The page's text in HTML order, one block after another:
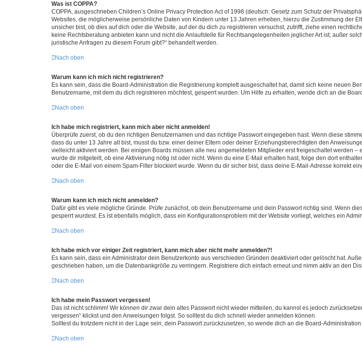
Was ist COPPA?
COPPA, ausgeschrieben Children’s Online Privacy Protection Act of 1998 (deutsch: Gesetz zum Schutz der
Websites, die möglicherweise persönliche Daten von Kindern unter 13 Jahren erheben, hierzu die Zustimmung der
unsicher bist, ob dies auf dich oder die Website, auf der du dich zu registrieren versuchst, zutrifft, ziehe einen
keine Rechtsberatung anbieten kann und nicht die Anlaufstelle für Rechtsangelegenheiten jeglicher Art ist; außer
juristische Anfragen zu diesem Forum gibt?“ behandelt werden.
Nach oben
Warum kann ich mich nicht registrieren?
Es kann sein, dass die Board-Administration die Registrierung komplett ausgeschaltet hat, damit sich keine neuen
Benutzername, mit dem du dich registrieren möchtest, gesperrt wurden. Um Hilfe zu erhalten, wende dich an die
Nach oben
Ich habe mich registriert, kann mich aber nicht anmelden!
Überprüfe zuerst, ob du den richtigen Benutzernamen und das richtige Passwort eingegeben hast. Wenn diese
dass du unter 13 Jahre alt bist, musst du bzw. einer deiner Eltern oder deiner Erziehungsberechtigten den
vielleicht aktiviert werden. Bei einigen Boards müssen alle neu angemeldeten Mitglieder erst freigeschaltet werden
wurde dir mitgeteilt, ob eine Aktivierung nötig ist oder nicht. Wenn du eine E-Mail erhalten hast, folge den dort
oder die E-Mail von einem Spam-Filter blockiert wurde. Wenn du dir sicher bist, dass deine E-Mail-Adresse korrekt
Nach oben
Warum kann ich mich nicht anmelden?
Dafür gibt es viele mögliche Gründe. Prüfe zunächst, ob dein Benutzername und dein Passwort richtig sind. Wenn
gesperrt wurdest. Es ist ebenfalls möglich, dass ein Konfigurationsproblem mit der Website vorliegt, welches ein
Nach oben
Ich habe mich vor einiger Zeit registriert, kann mich aber nicht mehr anmelden?!
Es kann sein, dass ein Administrator dein Benutzerkonto aus verschieden Gründen deaktiviert oder gelöscht hat.
geschrieben haben, um die Datenbankgröße zu verringern. Registriere dich einfach erneut und nimm aktiv an den
Nach oben
Ich habe mein Passwort vergessen!
Das ist nicht schlimm! Wir können dir zwar dein altes Passwort nicht wieder mitteilen, du kannst es jedoch
vergessen“ klickst und den Anweisungen folgst. So solltest du dich schnell wieder anmelden können.
Solltest du trotzdem nicht in der Lage sein, dein Passwort zurückzusetzen, so wende dich an die Board-Administration.
Nach oben